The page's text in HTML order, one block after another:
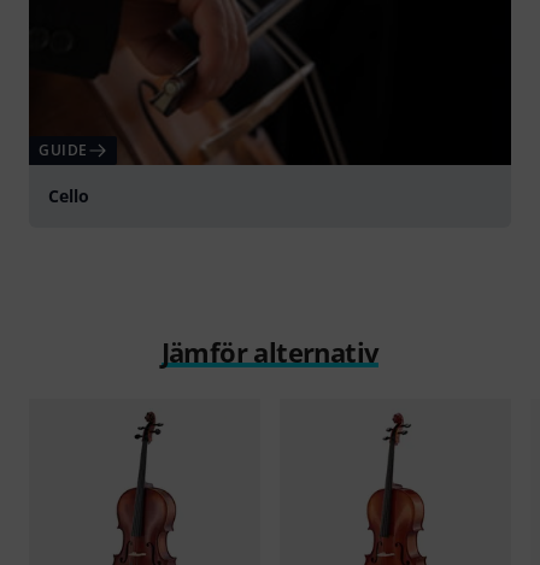
GUIDE
Cello
Jämför alternativ